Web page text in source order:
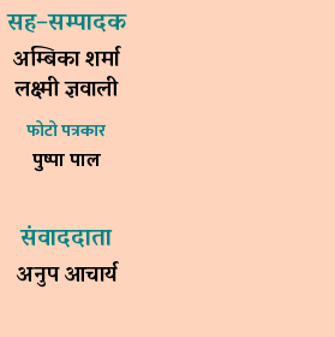
सह–सम्पादक
अम्बिका शर्मा
लक्ष्मी ज्ञवाली
फोटो पत्रकार
पुष्पा पाल
संवाददाता
अनुप आचार्य